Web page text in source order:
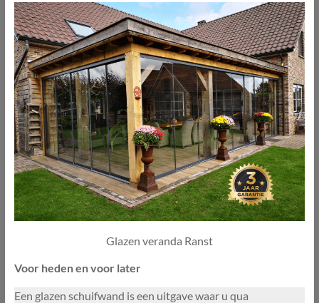
Glazen veranda Ranst
Voor heden en voor later
Een glazen schuifwand is een uitgave waar u qua